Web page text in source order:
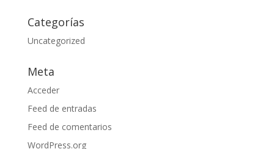
Categorías
Uncategorized
Meta
Acceder
Feed de entradas
Feed de comentarios
WordPress.org